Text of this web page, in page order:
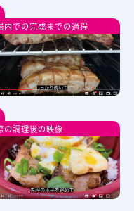
内での完成までの過程
の調理後の映像